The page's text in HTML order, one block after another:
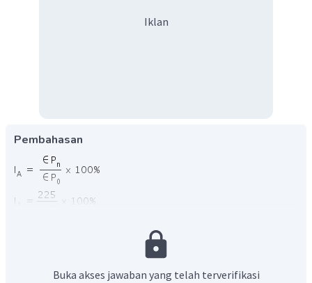
Iklan
Pembahasan
Buka akses jawaban yang telah terverifikasi